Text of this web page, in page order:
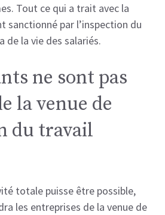
Tout ce qui a trait avec la
sanctionné par l’inspection du
de la vie des salariés.
ne sont pas
la venue de
du travail
totale puisse être possible,
les entreprises de la venue de